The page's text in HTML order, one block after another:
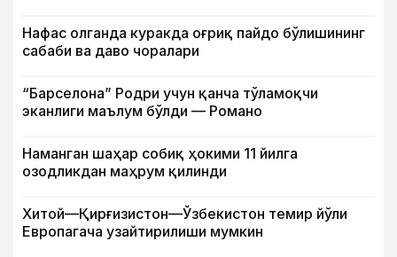
Нафас олганда куракда оғриқ пайдо бўлишининг
сабаби ва даво чоралари
“Барселона” Родри учун қанча тўламоқчи
эканлиги маълум бўлди — Романо
Наманган шаҳар собиқ ҳокими 11 йилга
озодликдан маҳрум қилинди
Хитой—Қирғизистон—Ўзбекистон темир йўли
Европагача узайтирилиши мумкин